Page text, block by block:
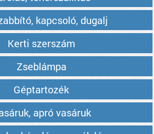
kapcsoló, dugalj
Kerti szerszám
Zseblámpa
Géptartozék
apró vasáruk